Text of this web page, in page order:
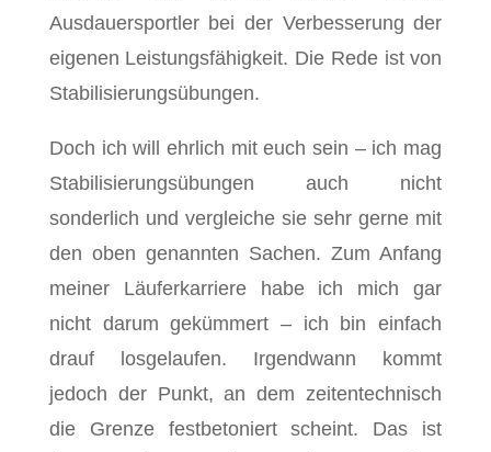
Ausdauersportler bei der Verbesserung der
eigenen Leistungsfähigkeit. Die Rede ist von
Stabilisierungsübungen.
Doch ich will ehrlich mit euch sein – ich mag
Stabilisierungsübungen auch nicht
sonderlich und vergleiche sie sehr gerne mit
den oben genannten Sachen. Zum Anfang
meiner Läuferkarriere habe ich mich gar
nicht darum gekümmert – ich bin einfach
drauf losgelaufen. Irgendwann kommt
jedoch der Punkt, an dem zeitentechnisch
die Grenze festbetoniert scheint. Das ist